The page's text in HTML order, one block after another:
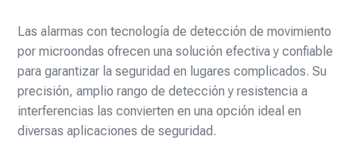
Las alarmas con tecnología de detección de movimiento
por microondas ofrecen una solución efectiva y confiable
para garantizar la seguridad en lugares complicados. Su
precisión, amplio rango de detección y resistencia a
interferencias las convierten en una opción ideal en
diversas aplicaciones de seguridad.